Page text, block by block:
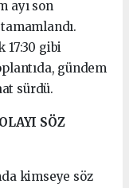
ayı son
17:30 gibi
gündem
sürdü.
SÖZ
kimseye söz